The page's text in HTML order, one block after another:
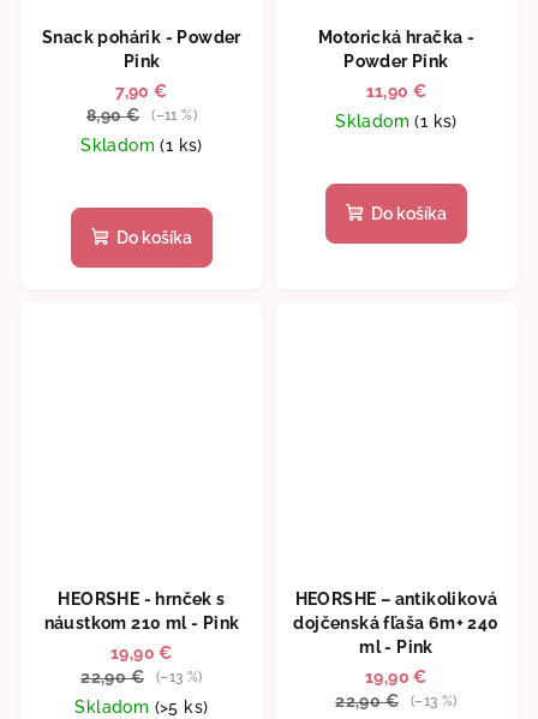
Snack pohárik - Powder
Pink
7,90 €
8,90 €
(–11 %)
Skladom(1 ks)
Do košíka
Motorická hračka -
Powder Pink
11,90 €
Skladom(1 ks)
Do košíka
HEORSHE - hrnček s
náustkom 210 ml - Pink
19,90 €
22,90 €
(–13 %)
Skladom (>5 ks)
HEORSHE – antikoliková
dojčenská fľaša 6m+ 240
ml - Pink
19,90 €
22,90 €
(–13 %)